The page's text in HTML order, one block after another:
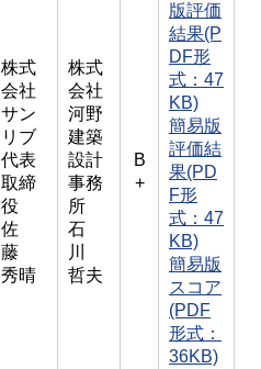
株式
会社
サン
リブ
代表
取締
役
佐
藤
秀晴
株式
会社
河野
建築
設計
事務
所
石
川
哲夫
B
+
版評価
結果(P
DF形
式：47
KB)
簡易版
評価結
果(PD
F形
式：47
KB)
簡易版
スコア
(PDF
形式：
36KB)